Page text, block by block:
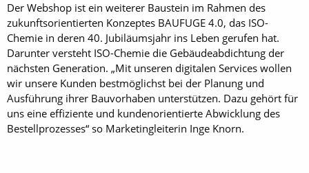
Der Webshop ist ein weiterer Baustein im Rahmen des
zukunftsorientierten Konzeptes BAUFUGE 4.0, das ISO-
Chemie in deren 40. Jubiläumsjahr ins Leben gerufen hat.
Darunter versteht ISO-Chemie die Gebäudeabdichtung der
nächsten Generation. „Mit unseren digitalen Services wollen
wir unsere Kunden bestmöglichst bei der Planung und
Ausführung ihrer Bauvorhaben unterstützen. Dazu gehört für
uns eine effiziente und kundenorientierte Abwicklung des
Bestellprozesses“ so Marketingleiterin Inge Knorn.